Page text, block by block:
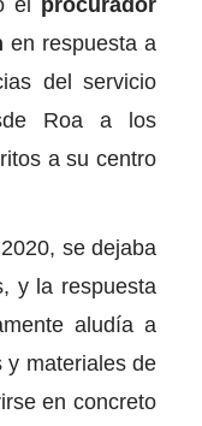
en respuesta a
del servicio
Roa a los
a su centro
se dejaba
y la respuesta
aludía a
y materiales de
en concreto